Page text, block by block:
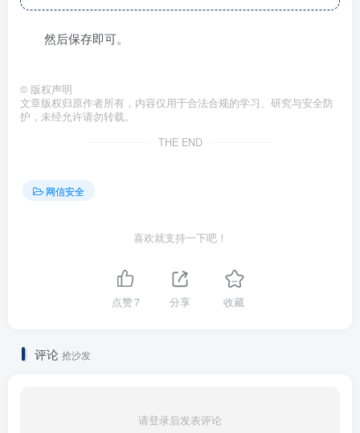
然后保存即可。
© 版权声明
文章版权归原作者所有，内容仅用于合法合规的学习、研究与安全防
护，未经允许请勿转载。
THE END
网信安全
喜欢就支持一下吧！
点赞7 分享 收藏
评论 抢沙发
请登录后发表评论